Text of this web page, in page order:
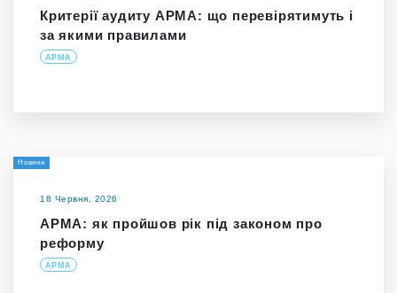
Критерії аудиту АРМА: що перевірятимуть і
за якими правилами
АРМА
Новини
18 Червня, 2026
АРМА: як пройшов рік під законом про
реформу
АРМА